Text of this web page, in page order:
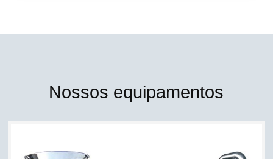
Nossos equipamentos